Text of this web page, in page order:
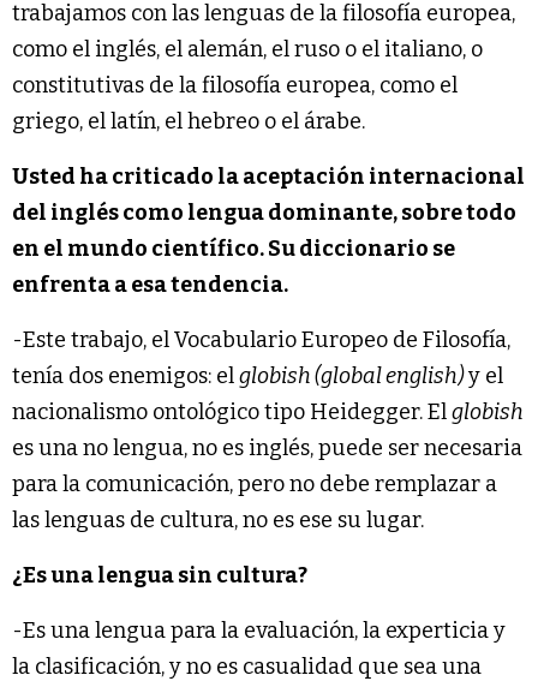
trabajamos con las lenguas de la filosofía europea,
como el inglés, el alemán, el ruso o el italiano, o
constitutivas de la filosofía europea, como el
griego, el latín, el hebreo o el árabe.
Usted ha criticado la aceptación internacional
del inglés como lengua dominante, sobre todo
en el mundo científico. Su diccionario se
enfrenta a esa tendencia.
-Este trabajo, el Vocabulario Europeo de Filosofía,
tenía dos enemigos: elglobish (global english)y el
nacionalismo ontológico tipo Heidegger. Elglobish
es una no lengua, no es inglés, puede ser necesaria
para la comunicación, pero no debe remplazar a
las lenguas de cultura, no es ese su lugar.
¿Es una lengua sin cultura?
-Es una lengua para la evaluación, la experticia y
la clasificación, y no es casualidad que sea una